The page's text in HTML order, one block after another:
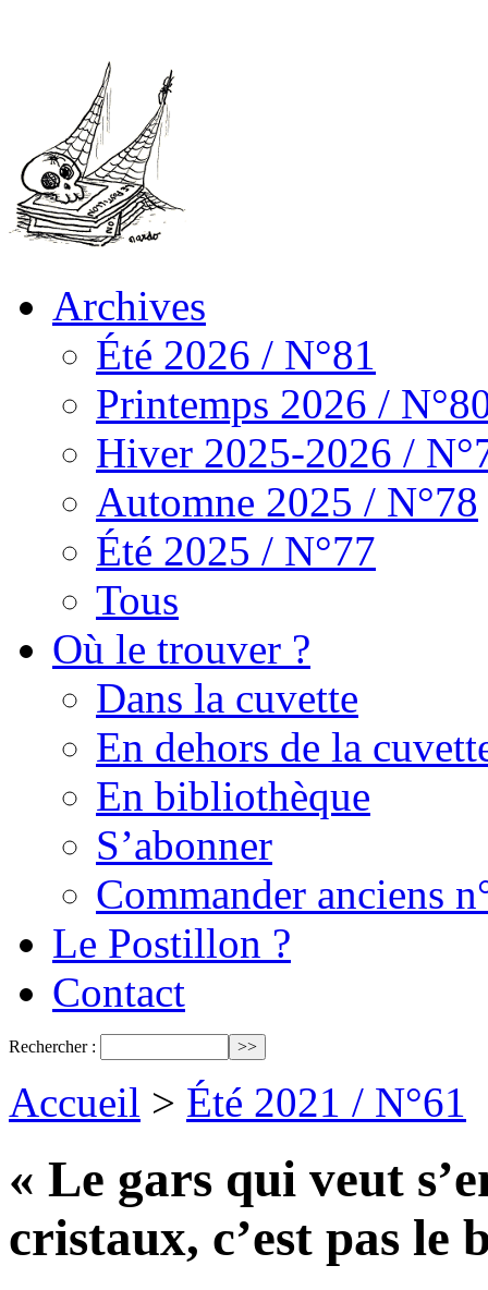
Archives
Été 2026 / N°81
Printemps 2026 /
Hiver 2025-2026 /
Automne 2025 / N°78
Été 2025 / N°77
Tous
Où le trouver ?
Dans la cuvette
En dehors de la
En bibliothèque
S’abonner
Commander anciens
Le Postillon ?
Contact
Rechercher :
Accueil > Été 2021 / N°61
« Le gars qui veut
cristaux, c’est pas le